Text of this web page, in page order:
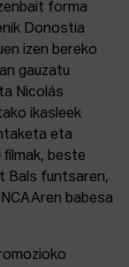
forma
Donostia
izen bereko
gauzatu
Nicolás
ikasleek
eta
filmak, beste
Bals funtsaren,
babesa